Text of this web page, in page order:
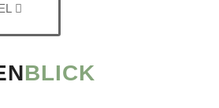
BLICK